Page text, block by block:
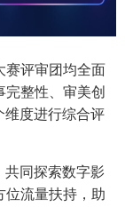
赛评审团均全面
整性、审美创
维度进行综合评
共同探索数字影
位流量扶持，助